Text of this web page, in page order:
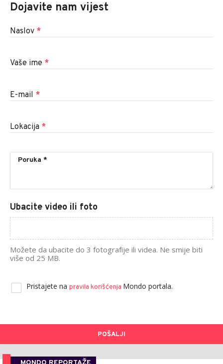
Dojavite nam vijest
Naslov *
Vaše ime *
E-mail *
Lokacija *
Ubacite video ili foto
Možete da ubacite do 3 fotografije ili videa. Ne smije biti
više od 25 MB.
Pristajete na pravila korišćenja Mondo portala.
POŠALJI